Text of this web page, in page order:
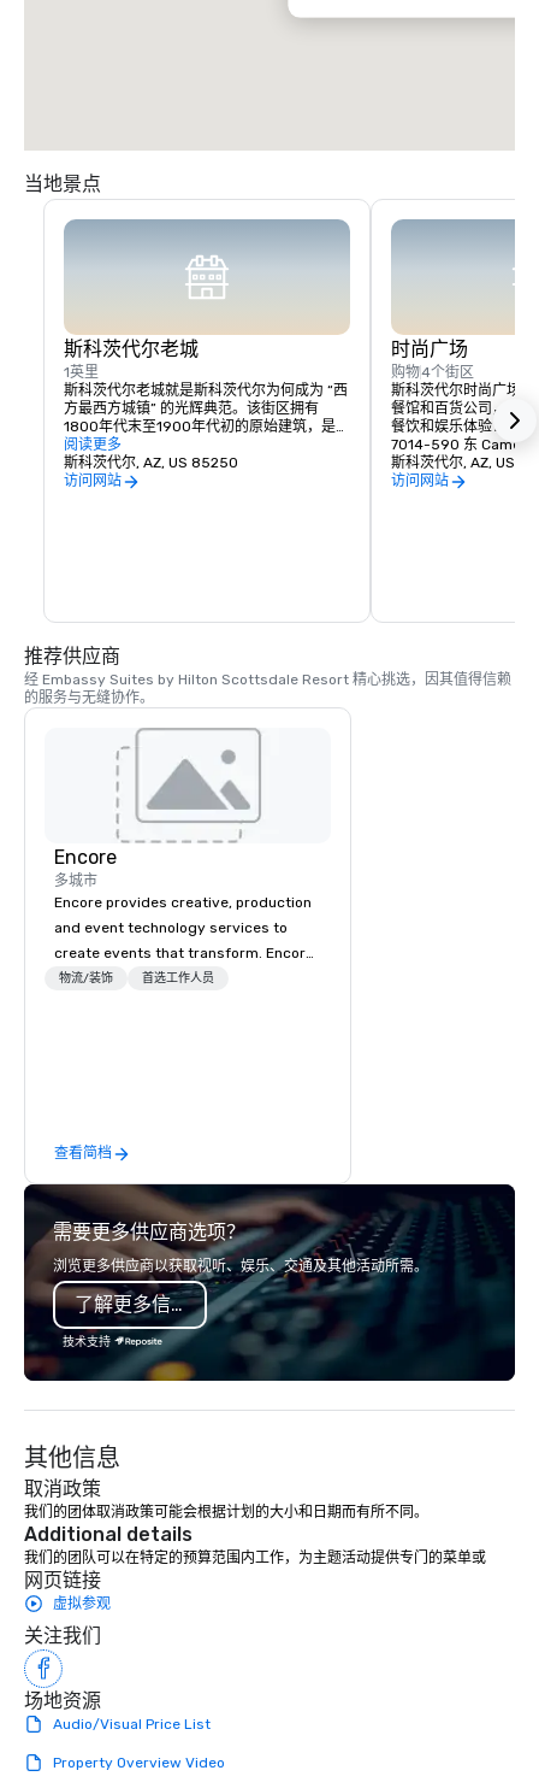
当地景点
斯科茨代尔老城
1英里
斯科茨代尔老城就是斯科茨代尔为何成为 “西
方最西方城镇” 的光辉典范。该街区拥有
1800年代末至1900年代初的原始建筑，是斯
科茨代尔成立的地方。从第一家杂货店（现
为Bischoff's Shades of the West）到斯科
茨代尔的第一家银行（现为Rusty Spur），
阅读更多
斯科茨代尔, AZ, US 85250
访问网站
时尚广场
购物4个街区
斯科茨代尔时尚广场
餐馆和百货公司，诚
餐饮和娱乐体验！
7014-590 东
斯科茨代尔, AZ, US
访问网站
推荐供应商
经 Embassy Suites by Hilton Scottsdale Resort 精心挑选，因其值得信赖
的服务与无缝协作。
Encore
多城市
Encore provides creative, production
and event technology services to
create events that transform. Encore
creates memorable event experiences
creative, advanced technology,
digital, environmental, staging, and
digital solutions for hybrid, virtual and
in-person events of any type.
物流/装饰 首选工作人员
查看简档
需要更多供应商选项？
浏览更多供应商以获取视听、娱乐、交通及其他活动所需。
了解更多信息
技术支持
其他信息
取消政策
我们的团体取消政策可能会根据计划的大小和日期而有所不同。
Additional details
我们的团队可以在特定的预算范围内工作，为主题活动提供专门的菜单或
网页链接
虚拟参观
关注我们
场地资源
Audio/Visual Price List
Property Overview Video